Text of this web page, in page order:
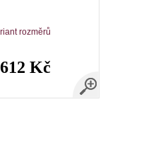
rozměrů
Kč